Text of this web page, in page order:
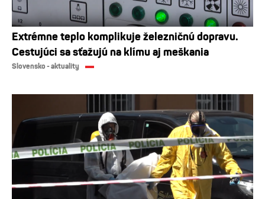
Extrémne teplo komplikuje železničnú dopravu.
Cestujúci sa sťažujú na klímu aj meškania
Slovensko - aktuality